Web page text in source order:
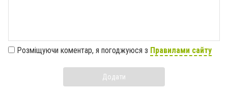
Розміщуючи коментар, я погоджуюся з Правилами сайту
Додати